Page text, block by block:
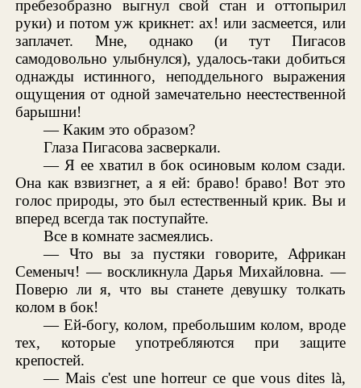
пребезобразно выгнул свой стан и оттопырил
руки) и потом уж крикнет: ах! или засмеется, или
заплачет. Мне, однако (и тут Пигасов
самодовольно улыбнулся), удалось-таки добиться
однажды истинного, неподдельного выражения
ощущения от одной замечательно неестественной
барышни!
— Каким это образом?
Глаза Пигасова засверкали.
— Я ее хватил в бок осиновым колом сзади.
Она как взвизгнет, а я ей: браво! браво! Вот это
голос природы, это был естественный крик. Вы и
вперед всегда так поступайте.
Все в комнате засмеялись.
— Что вы за пустяки говорите, Африкан
Семеныч! — воскликнула Дарья Михайловна. —
Поверю ли я, что вы станете девушку толкать
колом в бок!
— Ей-богу, колом, пребольшим колом, вроде
тех, которые употребляются при защите
крепостей.
— Mais c'est une horreur ce que vous dites là,